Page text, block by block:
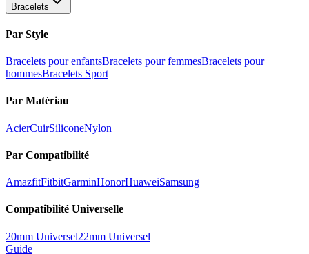
Bracelets
Par Style
Bracelets pour enfantsBracelets pour femmesBracelets pour
hommesBracelets Sport
Par Matériau
AcierCuirSiliconeNylon
Par Compatibilité
AmazfitFitbitGarminHonorHuaweiSamsung
Compatibilité Universelle
20mm Universel22mm Universel
Guide